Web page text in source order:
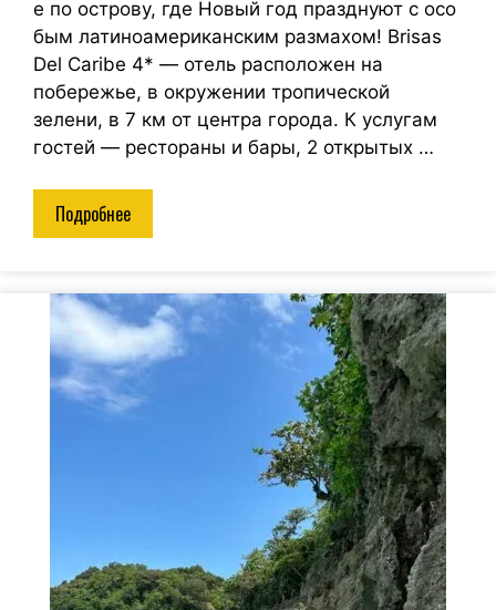
е по острову, где Новый год празднуют с осо
бым латиноамериканским размахом! Brisas
Del Caribe 4* — отель расположен на
побережье, в окружении тропической
зелени, в 7 км от центра города. К услугам
гостей — рестораны и бары, 2 открытых …
Подробнее